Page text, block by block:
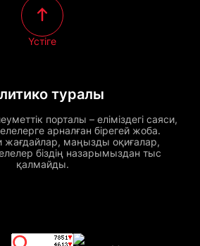
туралы
порталы – еліміздегі саяси,
арналған бірегей жоба.
жағдайлар, маңызды оқиғалар,
біздің назарымыздан тыс
қалмайды.
Үстіге